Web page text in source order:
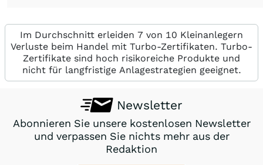
Im Durchschnitt erleiden 7 von 10 Kleinanlegern
Verluste beim Handel mit Turbo-Zertifikaten. Turbo-
Zertifikate sind hoch risikoreiche Produkte und
nicht für langfristige Anlagestrategien geeignet.
Newsletter
Abonnieren Sie unsere kostenlosen Newsletter
und verpassen Sie nichts mehr aus der
Redaktion